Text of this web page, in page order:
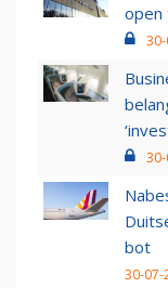
open
bot
30-07-